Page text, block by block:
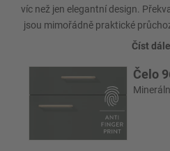
víc než jen elegantní design.
jsou mimořádně praktické
navazujícíČíst dále
Čelo